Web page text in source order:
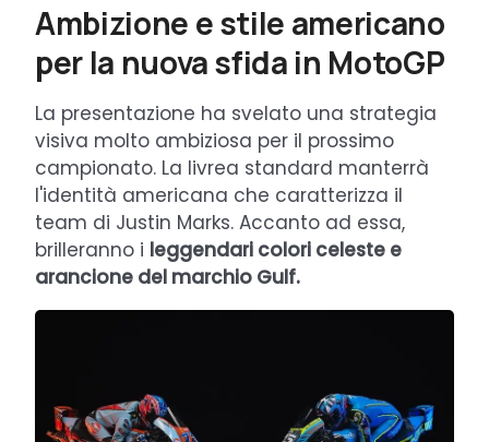
Ambizione e stile americano
per la nuova sfida in MotoGP
La presentazione ha svelato una strategia
visiva molto ambiziosa per il prossimo
campionato. La livrea standard manterrà
l'identità americana che caratterizza il
team di Justin Marks. Accanto ad essa,
brilleranno i leggendari colori celeste e
arancione del marchio Gulf.